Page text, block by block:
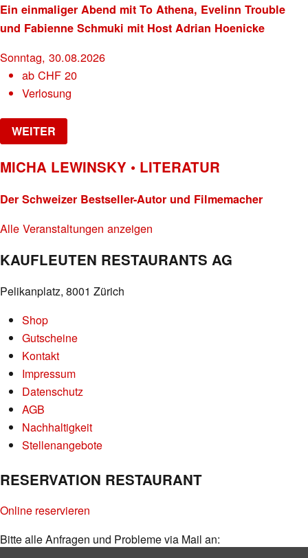
Ein einmaliger Abend mit To Athena, Evelinn Trouble
und Fabienne Schmuki mit Host Adrian Hoenicke
Sonntag, 30.08.2026
abCHF 20
Verlosung
WEITER
MICHA LEWINSKY • LITERATUR
Der Schweizer Bestseller-Autor und Filmemacher
Alle Veranstaltungen anzeigen
KAUFLEUTEN RESTAURANTS AG
Pelikanplatz, 8001 Zürich
Shop
Gutscheine
Kontakt
Impressum
Datenschutz
AGB
Nachhaltigkeit
Stellenangebote
RESERVATION RESTAURANT
Online reservieren
Bitte alle Anfragen und Probleme via Mail an: